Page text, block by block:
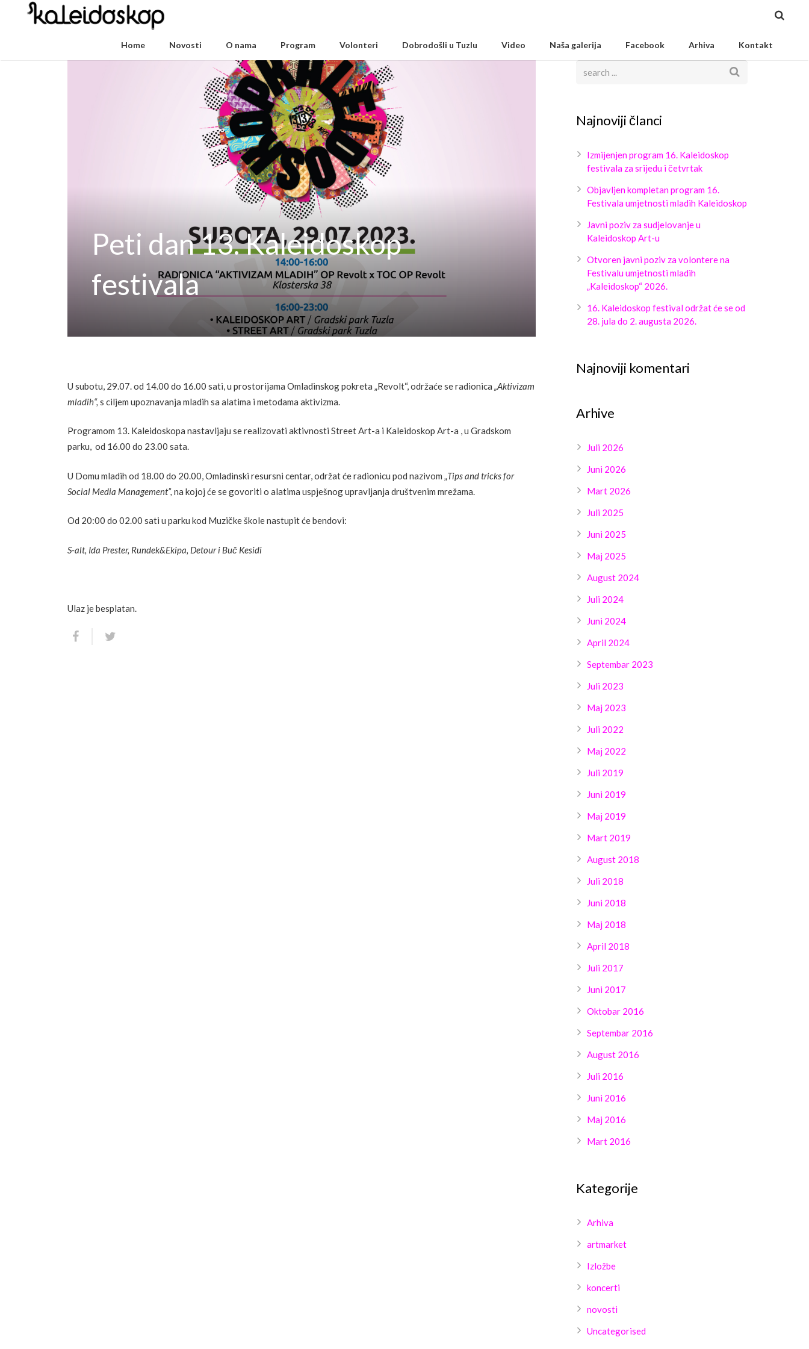
Home Novosti O nama Program Volonteri Dobrodošli u Tuzlu Video Naša galerija Facebook Arhiva Kontakt
Peti dan 13. Kaleidoskop
festivala
U subotu, 29.07. od 14.00 do 16.00 sati, u prostorijama Omladinskog pokreta „Revolt“, održaće se radionica „Aktivizam
mladih“, s ciljem upoznavanja mladih sa alatima i metodama aktivizma.
Programom 13. Kaleidoskopa nastavljaju se realizovati aktivnosti Street Art-a i Kaleidoskop Art-a , u Gradskom
parku, od 16.00 do 23.00 sata.
U Domu mladih od 18.00 do 20.00, Omladinski resursni centar, održat će radionicu pod nazivom „Tips and tricks for
Social Media Management”, na kojoj će se govoriti o alatima uspješnog upravljanja društvenim mrežama.
Od 20:00 do 02.00 sati u parku kod Muzičke škole nastupit će bendovi:
S-alt, Ida Prester, Rundek&Ekipa, Detour i Buč Kesidi
Ulaz je besplatan.
Najnoviji članci
Izmijenjen program 16. Kaleidoskop
festivala za srijedu i četvrtak
Objavljen kompletan program 16.
Festivala umjetnosti mladih Kaleidoskop
Javni poziv za sudjelovanje u
Kaleidoskop Art-u
Otvoren javni poziv za volontere na
Festivalu umjetnosti mladih
„Kaleidoskop“ 2026.
16. Kaleidoskop festival održat će se od
28. jula do 2. augusta 2026.
Najnoviji komentari
Arhive
Juli 2026
Juni 2026
Mart 2026
Juli 2025
Juni 2025
Maj 2025
August 2024
Juli 2024
Juni 2024
April 2024
Septembar 2023
Juli 2023
Maj 2023
Juli 2022
Maj 2022
Juli 2019
Juni 2019
Maj 2019
Mart 2019
August 2018
Juli 2018
Juni 2018
Maj 2018
April 2018
Juli 2017
Juni 2017
Oktobar 2016
Septembar 2016
August 2016
Juli 2016
Juni 2016
Maj 2016
Mart 2016
Kategorije
Arhiva
artmarket
Izložbe
koncerti
novosti
Uncategorised